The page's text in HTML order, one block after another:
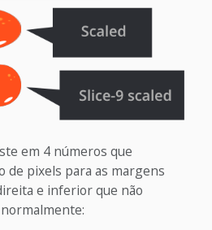
em 4 números que
de pixels para as margens
e inferior que não